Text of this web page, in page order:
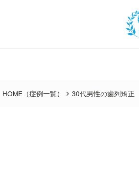
/home/melos/melos-dental.com/
HOME（症例一覧） 30代男性の歯列矯正